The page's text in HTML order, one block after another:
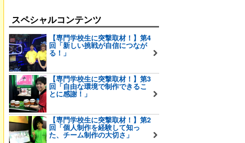
スペシャルコンテンツ
【専門学校生に突撃取材！】第4
回「新しい挑戦が自信につなが
る！」
【専門学校生に突撃取材！】第3
回「自由な環境で制作できるこ
とに感謝！」
【専門学校生に突撃取材！】第2
回「個人制作を経験して知っ
た、チーム制作の大切さ」